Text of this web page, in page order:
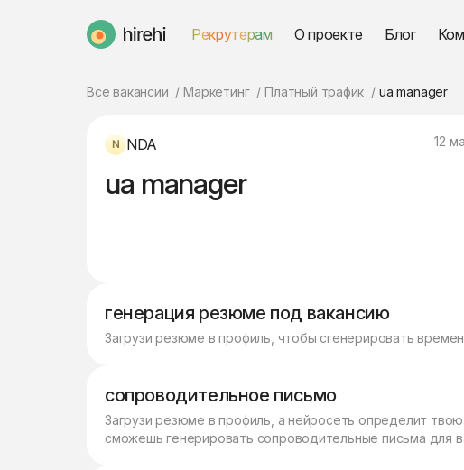
HireHi Рекрутерам О проекте Блог
Все вакансии Маркетинг Платный трафик ua manager
NDA 12
ua manager
генерация резюме под вакансию
Загрузи резюме в профиль, чтобы сгенерировать
сопроводительное письмо
Загрузи резюме в профиль, а нейросеть определит
сможешь генерировать сопроводительные письма для